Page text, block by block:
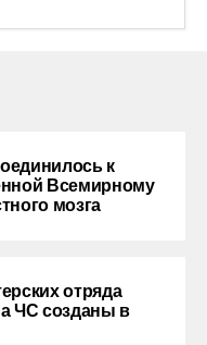
к
Всемирному
мозга
отряда
ЧС созданы в